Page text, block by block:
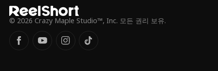
© 2026 Crazy Maple Studio™, Inc. 모든 권리 보유.